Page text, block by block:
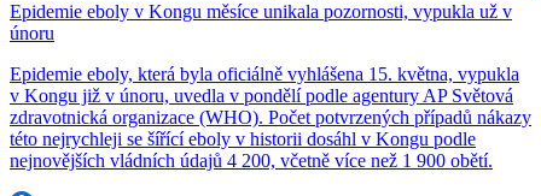
Epidemie eboly v Kongu měsíce unikala pozornosti, vypukla už v
únoru
Epidemie eboly, která byla oficiálně vyhlášena 15. května, vypukla
v Kongu již v únoru, uvedla v pondělí podle agentury AP Světová
zdravotnická organizace (WHO). Počet potvrzených případů nákazy
této nejrychleji se šířící eboly v historii dosáhl v Kongu podle
nejnovějších vládních údajů 4 200, včetně více než 1 900 obětí.